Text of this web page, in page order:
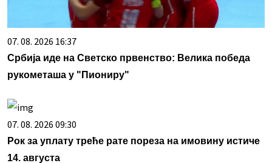
07. 08. 2026 16:37
Србија иде на Светско првенство: Велика победа
рукометаша у "Пиониру"
07. 08. 2026 09:30
Рок за уплату треће рате пореза на имовину истиче
14. августа